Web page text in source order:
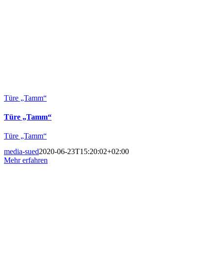
Türe „Tamm“
Türe „Tamm“
Türe „Tamm“
media-sued2020-06-23T15:20:02+02:00
Mehr erfahren